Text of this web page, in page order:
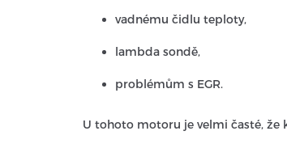
vadnému čidlu teploty,
lambda sondě,
problémům s EGR.
U tohoto motoru je velmi časté, že